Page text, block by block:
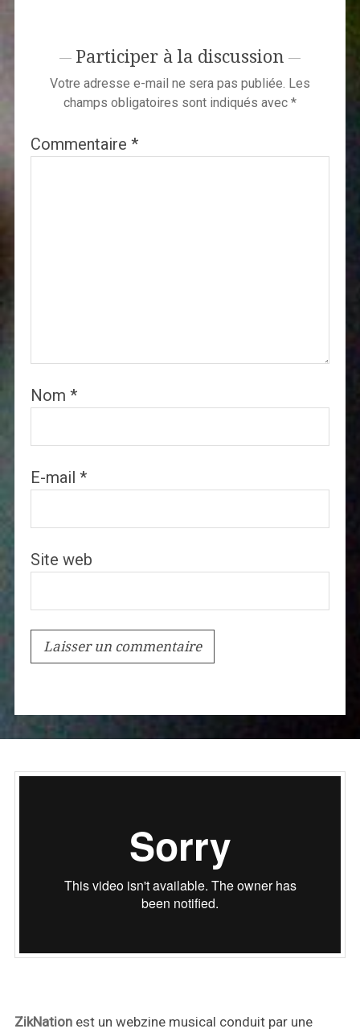
Participer à la discussion
Votre adresse e-mail ne sera pas publiée. Les
champs obligatoires sont indiqués avec *
Commentaire *
Nom *
E-mail *
Site web
ZikNationest un webzine musical conduit par une